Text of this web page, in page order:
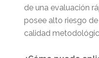
de una evaluación
posee alto riesgo
calidad